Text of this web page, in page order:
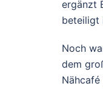
ergänzt
beteiligt
Noch
dem